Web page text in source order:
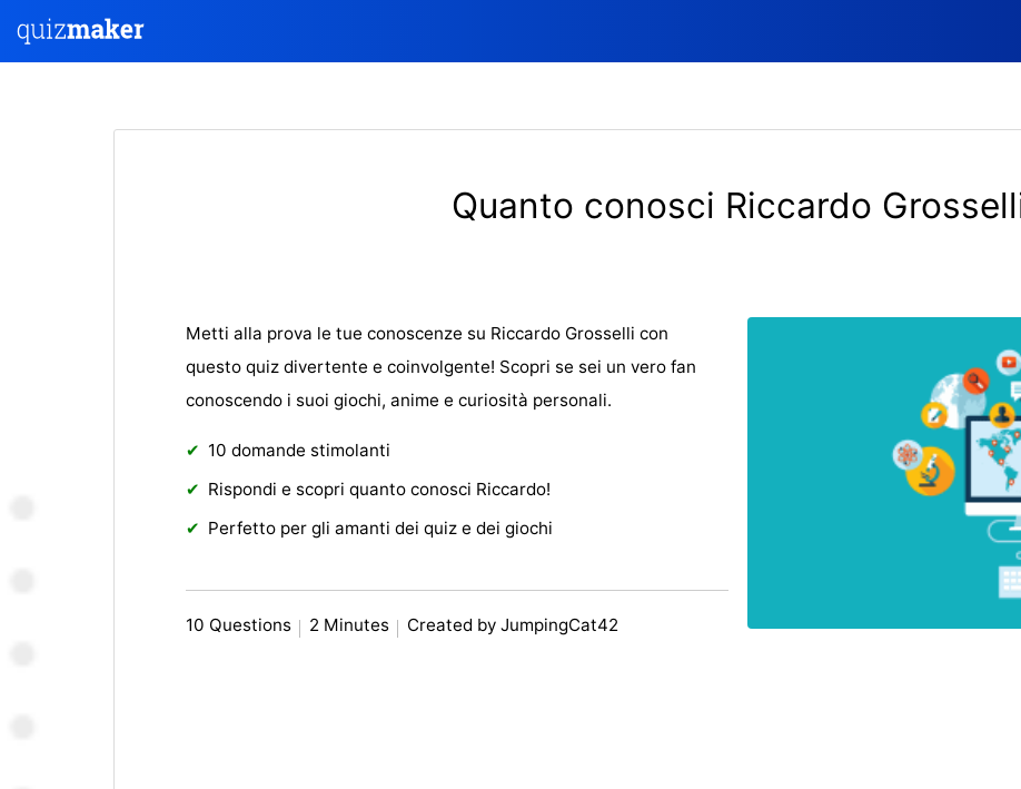
Quanto conosci Riccardo
Metti alla prova le tue conoscenze su Riccardo Grosselli con
questo quiz divertente e coinvolgente! Scopri se sei un vero fan
conoscendo i suoi giochi, anime e curiosità personali.
10 domande stimolanti
Rispondi e scopri quanto conosci Riccardo!
Perfetto per gli amanti dei quiz e dei giochi
10 Questions 2 Minutes Created by JumpingCat42